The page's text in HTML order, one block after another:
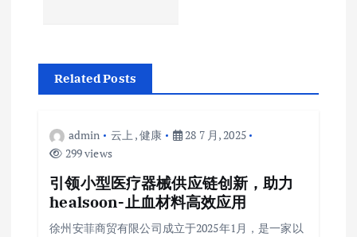
Related Posts
admin 云上 ,健康
28 7 月, 2025
299 views
引领小型医疗器械供应链创新，助力
healsoon-止血材料高效应用
徐州安菲商贸有限公司成立于2025年1月，是一家以